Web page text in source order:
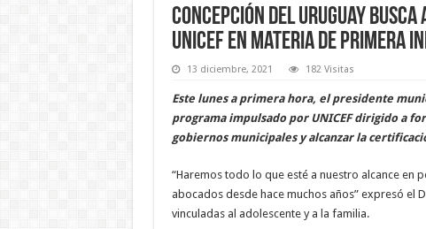
Concepción del Uruguay
Unicef en materia de primera
13 diciembre, 2021 182 Visitas
Este lunes a primera hora, el presidente
programa impulsado por UNICEF dirigido a
gobiernos municipales y alcanzar la
“Haremos todo lo que esté a nuestro alcance en
abocados desde hace muchos años” expresó el
vinculadas al adolescente y a la familia.